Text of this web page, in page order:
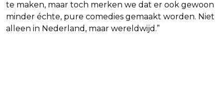
te maken, maar toch merken we dat er ook gewoon
minder échte, pure comedies gemaakt worden. Niet
alleen in Nederland, maar wereldwijd.”